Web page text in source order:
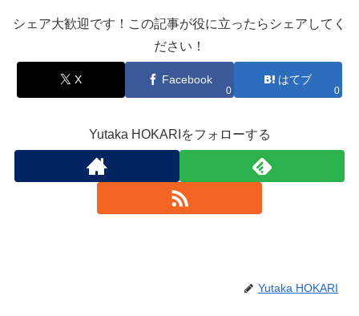
シェア大歓迎です！この記事が役に立ったらシェアしてく
ださい！
X Facebook
0
はてブ
0
Yutaka HOKARIをフォローする
Yutaka HOKARI